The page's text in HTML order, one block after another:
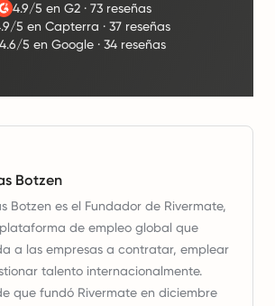
4.9/5 en G2 ·73 reseñas
5 en Capterra ·37 reseñas
4.6/5 en Google· 34 reseñas
Botzen
Botzen es el Fundador de Rivermate,
de empleo global que
a las empresas a contratar, emplear
talento internacionalmente.
que fundó Rivermate en diciembre